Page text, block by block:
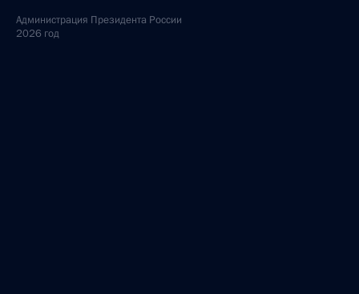
Администрация Президента России
2026 год